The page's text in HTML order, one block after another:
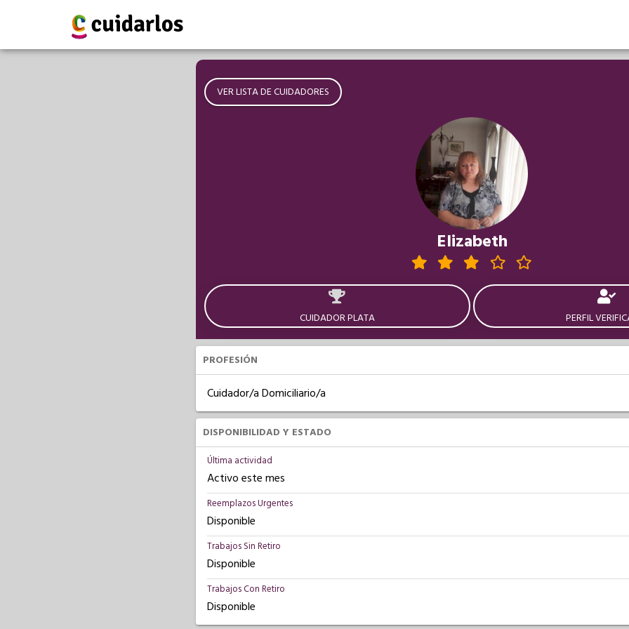
VER LISTA DE CUIDADORES
Elizabeth
CUIDADOR PLATA PERFIL
PROFESIÓN
Cuidador/a Domiciliario/a
DISPONIBILIDAD Y ESTADO
Última actividad
Activo este mes
Reemplazos Urgentes
Disponible
Trabajos Sin Retiro
Disponible
Trabajos Con Retiro
Disponible